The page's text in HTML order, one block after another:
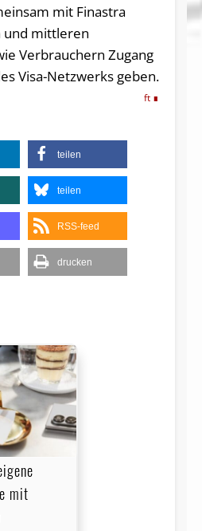
mit Finastra
und mittleren
Verbrauchern Zugang
Visa-Netzwerks geben.
ft
teilen
teilen
RSS-feed
drucken
mit